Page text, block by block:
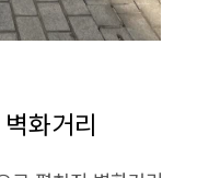
화거리